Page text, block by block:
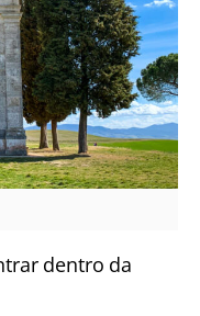
dentro da